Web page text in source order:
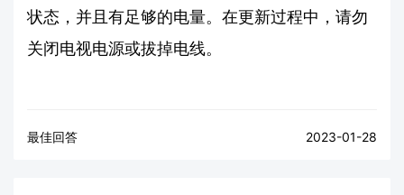
状态，并且有足够的电量。在更新过程中，请勿
关闭电视电源或拔掉电线。
最佳回答 2023-01-28